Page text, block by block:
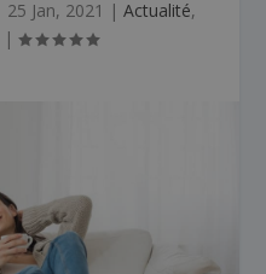
25 Jan, 2021 | Actualité,
|